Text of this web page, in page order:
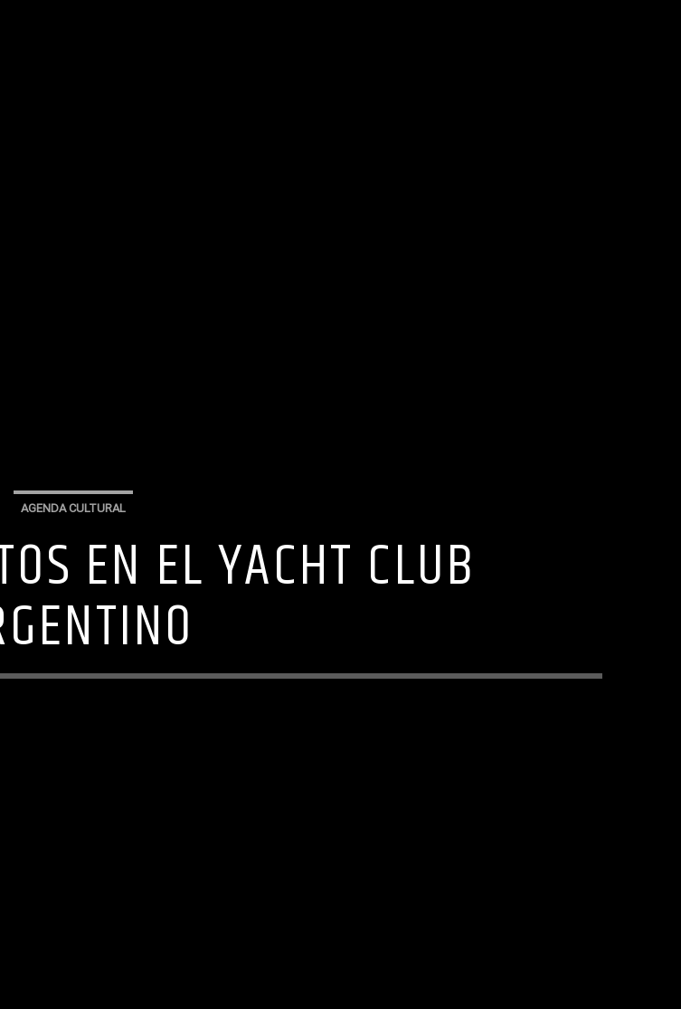
AGENDA CULTURAL
EN EL YACHT CLUB